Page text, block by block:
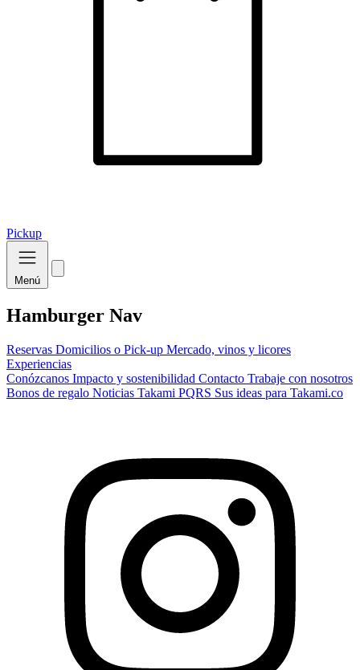
Pickup
Menú
Hamburger Nav
Reservas Domicilios o Pick-up Mercado, vinos y licores
Experiencias
Conózcanos Impacto y sostenibilidad Contacto Trabaje con nosotros
Bonos de regalo Noticias Takami PQRS Sus ideas para Takami.co